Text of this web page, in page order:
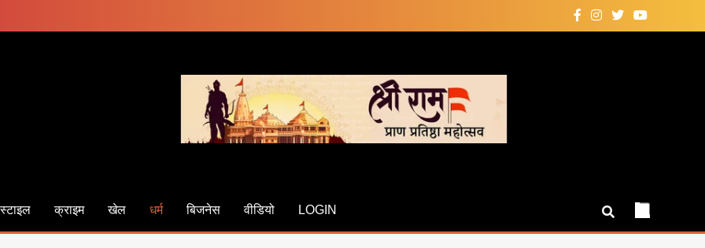
क्राइम खेल धर्म बिजनेस वीडियो LOGIN